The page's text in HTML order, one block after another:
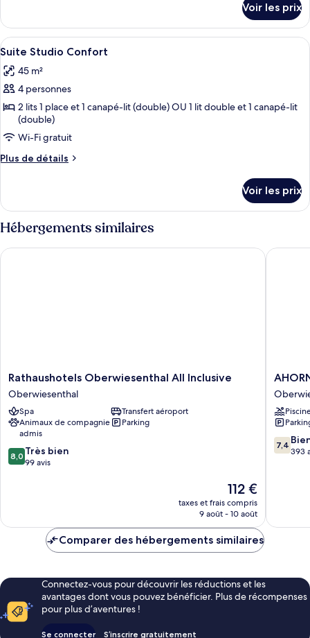
Confort
le
type
de
Chambre
Double
Voir les prix
Afficher
toutes
les
photos
pour
type
de
Studio
Confort
Une chambre d’hôtel moderne avec
5
Suite Studio Confort
45 m²
4 personnes
2 lits 1 place et 1 canapé-lit (double) OU 1 lit double et 1 canapé-lit
(double)
Wi-Fi gratuit
Plus de détails
Plus
le
type
de
chambre
Suite
Voir les prix
Hébergements similaires
Rathaushotels
Oberwiesenthal
All
Inclusive
Oberwiesenthal
Rathaushotels Oberwiesenthal All Inclusive
Oberwiesenthal
Spa
Transfert aéroport
Animaux de compagnie
admis
Parking
8.0
sur
8,0 Très bien
99 avis
Le
nouveau
prix
de
112 €
taxes et frais compris
9 août - 10 août
Rathaushotels Oberwiesenthal All Inclusive
AHORN
Hotel
Am
7.4
sur
7,4
393
Comparer des hébergements similaires
Connectez-vous pour découvrir les réductions et les
avantages dont vous pouvez bénéficier. Plus de récompenses
pour plus d’aventures !
Se connecter S’inscrire gratuitement